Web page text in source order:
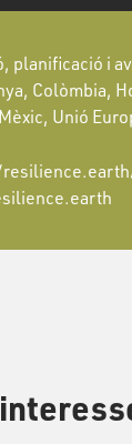
planificació i
Colòmbia,
Unió